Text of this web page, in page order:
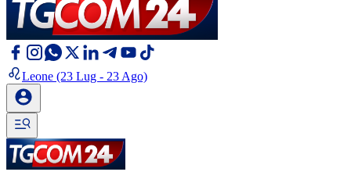
Leone (23 Lug - 23 Ago)